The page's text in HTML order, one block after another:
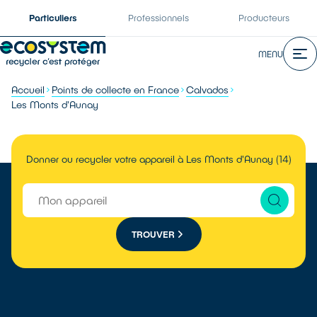
Particuliers Professionnels Producteurs
MENU
Accueil Points de collecte en France Calvados
Les Monts d'Aunay
Donner ou recycler votre appareil à Les Monts d'Aunay (14)
TROUVER